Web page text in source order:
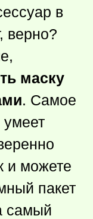
в
верно?
маску
. Самое
умеет
и можете
пакет
самый